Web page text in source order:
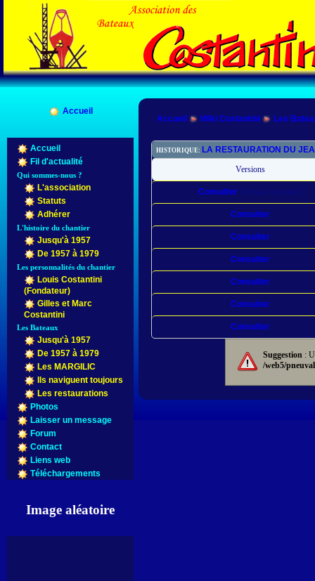
Accueil
Accueil
Fil d'actualité
Qui sommes-nous ?
L'association
Statuts
Adhérer
L'histoire du chantier
Jusqu'à 1957
De 1957 à 1979
Les personnalités du chantier
Louis Costantini
(Fondateur)
Gilles et Marc
Costantini
Les Bateaux
Jusqu'à 1957
De 1957 à 1979
Les MARGILIC
Ils naviguent toujours
Les restaurations
Photos
Laisser un message
Forum
Contact
Liens web
Téléchargements
Image aléatoire
Accueil Wiki Costantini Les
HISTORIQUE: LA RESTAURATION DU
Versions
Consulter (Version courante)
Consulter
Consulter
Consulter
Consulter
Consulter
Consulter
Suggestion :
/web5/